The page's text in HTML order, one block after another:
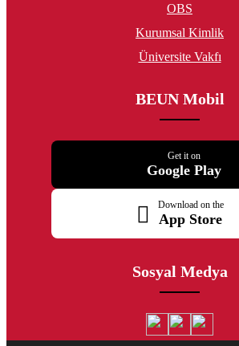
OBS
Kurumsal Kimlik
Üniversite Vakfı
BEUN Mobil
Get it on
Google Play
Download on the
App Store
Sosyal Medya